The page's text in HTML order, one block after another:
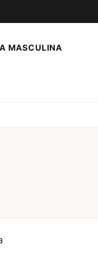
MASCULINA